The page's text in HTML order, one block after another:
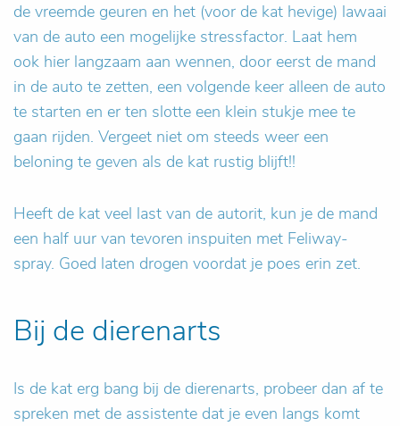
de vreemde geuren en het (voor de kat hevige) lawaai
van de auto een mogelijke stressfactor. Laat hem
ook hier langzaam aan wennen, door eerst de mand
in de auto te zetten, een volgende keer alleen de auto
te starten en er ten slotte een klein stukje mee te
gaan rijden. Vergeet niet om steeds weer een
beloning te geven als de kat rustig blijft!!
Heeft de kat veel last van de autorit, kun je de mand
een half uur van tevoren inspuiten met Feliway-
spray. Goed laten drogen voordat je poes erin zet.
Bij de dierenarts
Is de kat erg bang bij de dierenarts, probeer dan af te
spreken met de assistente dat je even langs komt